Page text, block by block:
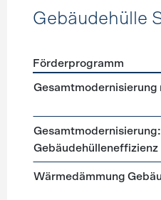
Gebäudehülle
Förderprogramme
Förderprogramm
Gebäudehülleneffizienz
Wärmedämmung